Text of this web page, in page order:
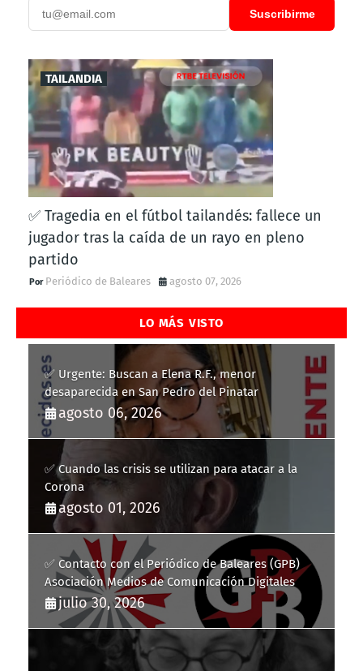
Suscribirme
TAILANDIA
✅ Tragedia en el fútbol tailandés: fallece un
jugador tras la caída de un rayo en pleno
partido
Periódico de Baleares agosto 07, 2026
LO MÁS VISTO
✅ Urgente: Buscan a Elena R.F., menor
desaparecida en San Pedro del Pinatar
agosto 06, 2026
✅ Cuando las crisis se utilizan para atacar a la
Corona
agosto 01, 2026
✅ Contacto con el Periódico de Baleares (GPB)
Asociación Medios de Comunicación Digitales
julio 30, 2026